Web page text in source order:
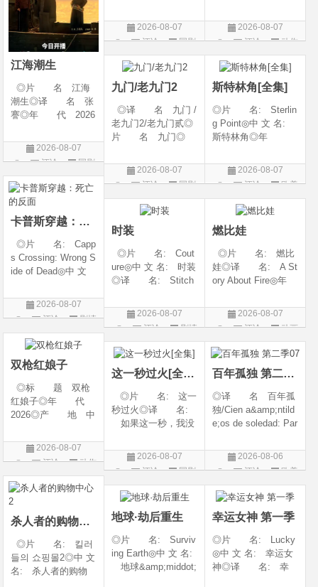
江海潮生
◎片 名 江海
潮生◎译 名 张
謇◎年 代 2026
陆◎类 别 传记
/ 历史 / 古装◎语
上映日期 2026-07-
20(中国大陆)◎
2026-08-07
评论
国剧
年 代 2026◎
产 地 中国大陆
爱情◎语 言 汉
语普通话◎上映日期
2026-08-07
评论
国剧
&amp;middot;绝密任
务◎年 代: 202
大陆◎类 别:
动作 / 战争 / 犯
2026-08-07
评论
动作
片
九门/老九门2
◎译 名 九门 /
老九门2/老九门贰◎
片 名 九门◎
产 地 中国大陆
◎类 别 剧情 /
言 汉语普通话◎上
映日期 2026-07
2026-08-07
评论
国剧
斯特林角[全集]
◎片 名: Sterlin
g Point◎中 文 名:
斯特林角◎年
地: 美国◎类
别: 剧情◎语
期: 2026-08-05(美
国)◎IMDb评分: 6
2026-08-07
评论
欧美
剧
卡普斯穿越：死亡的反面
◎片 名: Capp
s Crossing: Wrong S
ide of Dead◎中 文
死亡的反面◎年
代: 2026◎产
别: 剧情 / 悬疑 / 惊
悚 / 犯罪◎语
2026-08-07
评论
剧情
片
时装
◎片 名: Cout
ure◎中 文 名: 时装
◎译 名: Stitch
(台)◎年 代: 20
25◎产 地: 法
剧情◎语 言:
法语 /
2026-08-07
评论
剧情
片
燃比娃
◎片 名: 燃比
娃◎译 名: A St
ory About Fire◎年
地: 中国大陆◎
类 别: 动画 / 奇
汉语普通话◎上映
日期: 202
2026-08-07
评论
动画
片
双枪红娘子
◎标 题 双枪
红娘子◎年 代
2026◎产 地 中
剧情 / 动作 / 战争◎
上映日期 2026-08-
链接 https://movie.
douban.com/s
2026-08-07
评论
动作
片
这一秒过火[全集]
◎片 名: 这一
秒过火◎译 名:
如果这一秒，我没
年 代: 2026◎
产 地: 中国大
情 / 爱情◎语 言:
汉语普通话◎上映
2026-08-07
评论
国剧
百年孤独 第二季07
◎译 名 百年孤
独/Cien a&amp;ntild
e;os de soledad: Par
ears of Solitude/One
Hundred Years of So
寂/百年孤寂：第一
部(台)/百年孤
2026-08-06
评论
欧美
剧
杀人者的购物中心2
◎片 名: 킬러
들의 쇼핑몰2◎中 文
名: 杀人者的购物
地球·劫后重生
◎片 名: Surviv
ing Earth◎中 文 名:
地球&amp;middot;
幸运女神 第一季
◎片 名: Lucky
◎中 文 名: 幸运女
神◎译 名: 幸